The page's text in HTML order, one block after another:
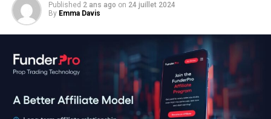
Published 2 ans ago on 24 juillet 2024
By Emma Davis